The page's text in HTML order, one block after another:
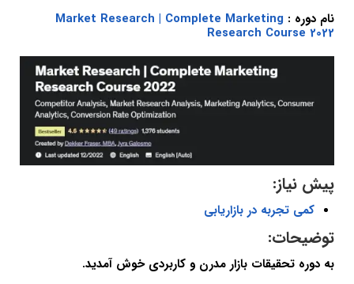
نام دوره : Market Research | Complete Marketing
Research Course 2022
پیش نیاز:
کمی تجربه در بازاریابی
توضیحات:
به دوره تحقیقات بازار مدرن و کاربردی خوش آمدید.